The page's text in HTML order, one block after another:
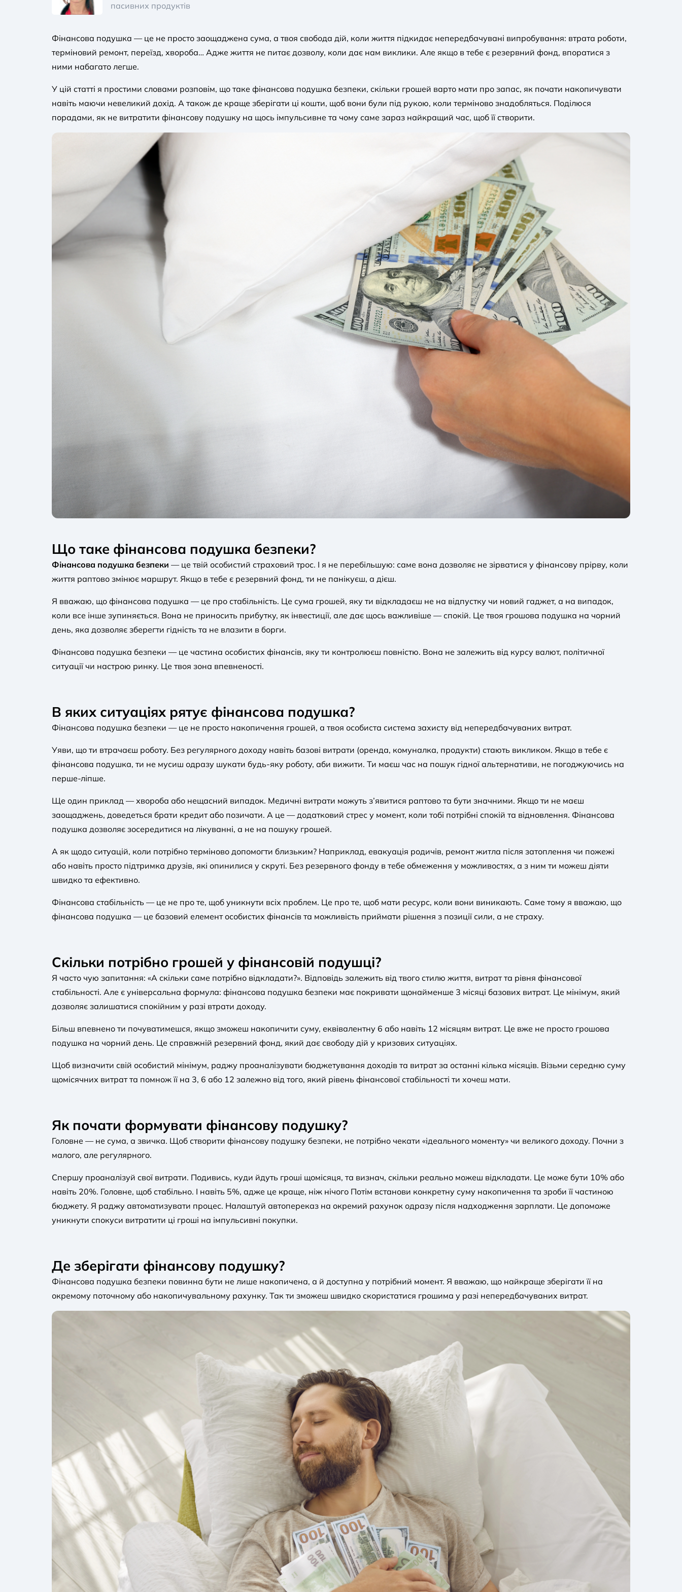
пасивних продуктів
Фінансова подушка — це не просто заощаджена сума, а твоя свобода дій, коли життя підкидає непередбачувані випробування: втрата роботи,
терміновий ремонт, переїзд, хвороба… Адже життя не питає дозволу, коли дає нам виклики. Але якщо в тебе є резервний фонд, впоратися з
ними набагато легше.
У цій статті я простими словами розповім, що таке фінансова подушка безпеки, скільки грошей варто мати про запас, як почати накопичувати
навіть маючи невеликий дохід. А також де краще зберігати ці кошти, щоб вони були під рукою, коли терміново знадобляться. Поділюся
порадами, як не витратити фінансову подушку на щось імпульсивне та чому саме зараз найкращий час, щоб її створити.
Що таке фінансова подушка безпеки?
Фінансова подушка безпеки — це твій особистий страховий трос. І я не перебільшую: саме вона дозволяє не зірватися у фінансову прірву, коли
життя раптово змінює маршрут. Якщо в тебе є резервний фонд, ти не панікуєш, а дієш.
Я вважаю, що фінансова подушка — це про стабільність. Це сума грошей, яку ти відкладаєш не на відпустку чи новий гаджет, а на випадок,
коли все інше зупиняється. Вона не приносить прибутку, як інвестиції, але дає щось важливіше — спокій. Це твоя грошова подушка на чорний
день, яка дозволяє зберегти гідність та не влазити в борги.
Фінансова подушка безпеки — це частина особистих фінансів, яку ти контролюєш повністю. Вона не залежить від курсу валют, політичної
ситуації чи настрою ринку. Це твоя зона впевненості.
В яких ситуаціях рятує фінансова подушка?
Фінансова подушка безпеки — це не просто накопичення грошей, а твоя особиста система захисту від непередбачуваних витрат.
Уяви, що ти втрачаєш роботу. Без регулярного доходу навіть базові витрати (оренда, комуналка, продукти) стають викликом. Якщо в тебе є
фінансова подушка, ти не мусиш одразу шукати будь-яку роботу, аби вижити. Ти маєш час на пошук гідної альтернативи, не погоджуючись на
перше-ліпше.
Ще один приклад — хвороба або нещасний випадок. Медичні витрати можуть з’явитися раптово та бути значними. Якщо ти не маєш
заощаджень, доведеться брати кредит або позичати. А це — додатковий стрес у момент, коли тобі потрібні спокій та відновлення. Фінансова
подушка дозволяє зосередитися на лікуванні, а не на пошуку грошей.
А як щодо ситуацій, коли потрібно терміново допомогти близьким? Наприклад, евакуація родичів, ремонт житла після затоплення чи пожежі
або навіть просто підтримка друзів, які опинилися у скруті. Без резервного фонду в тебе обмеження у можливостях, а з ним ти можеш діяти
швидко та ефективно.
Фінансова стабільність — це не про те, щоб уникнути всіх проблем. Це про те, щоб мати ресурс, коли вони виникають. Саме тому я вважаю, що
фінансова подушка — це базовий елемент особистих фінансів та можливість приймати рішення з позиції сили, а не страху.
Скільки потрібно грошей у фінансовій подушці?
Я часто чую запитання: «А скільки саме потрібно відкладати?». Відповідь залежить від твого стилю життя, витрат та рівня фінансової
стабільності. Але є універсальна формула: фінансова подушка безпеки має покривати щонайменше 3 місяці базових витрат. Це мінімум, який
дозволяє залишатися спокійним у разі втрати доходу.
Більш впевнено ти почуватимешся, якщо зможеш накопичити суму, еквівалентну 6 або навіть 12 місяцям витрат. Це вже не просто грошова
подушка на чорний день. Це справжній резервний фонд, який дає свободу дій у кризових ситуаціях.
Щоб визначити свій особистий мінімум, раджу проаналізувати бюджетування доходів та витрат за останні кілька місяців. Візьми середню суму
щомісячних витрат та помнож її на 3, 6 або 12 залежно від того, який рівень фінансової стабільності ти хочеш мати.
Як почати формувати фінансову подушку?
Головне — не сума, а звичка. Щоб створити фінансову подушку безпеки, не потрібно чекати «ідеального моменту» чи великого доходу. Почни з
малого, але регулярного.
Спершу проаналізуй свої витрати. Подивись, куди йдуть гроші щомісяця, та визнач, скільки реально можеш відкладати. Це може бути 10% або
навіть 20%. Головне, щоб стабільно. І навіть 5%, адже це краще, ніж нічого Потім встанови конкретну суму накопичення та зроби її частиною
бюджету. Я раджу автоматизувати процес. Налаштуй автопереказ на окремий рахунок одразу після надходження зарплати. Це допоможе
уникнути спокуси витратити ці гроші на імпульсивні покупки.
Де зберігати фінансову подушку?
Фінансова подушка безпеки повинна бути не лише накопичена, а й доступна у потрібний момент. Я вважаю, що найкраще зберігати її на
окремому поточному або накопичувальному рахунку. Так ти зможеш швидко скористатися грошима у разі непередбачуваних витрат.